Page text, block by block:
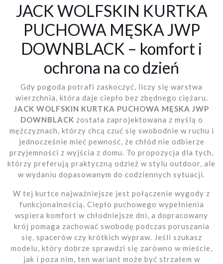
JACK WOLFSKIN KURTKA
PUCHOWA MĘSKA JWP
DOWNBLACK – komfort i
ochrona na co dzień
Gdy pogoda potrafi zaskoczyć, liczy się warstwa
wierzchnia, która daje ciepło bez zbędnego ciężaru.
JACK WOLFSKIN KURTKA PUCHOWA MĘSKA JWP
DOWNBLACK została zaprojektowana z myślą o
mężczyznach, którzy chcą czuć się swobodnie w ruchu i
jednocześnie mieć pewność, że chłód nie odbierze
przyjemności z wyjścia z domu. To propozycja dla tych,
którzy preferują praktyczną odzież w stylu outdoor, ale
w wydaniu dopasowanym do codziennych sytuacji.
W tej kurtce najważniejsze jest połączenie wygody z
funkcjonalnością. Ciepło puchowego wypełnienia
wspiera komfort w chłodniejsze dni, a dopracowany
krój pomaga zachować swobodę podczas poruszania
się, spacerów czy krótkich wypraw. Jeśli szukasz
modelu, który dobrze sprawdzi się zarówno w mieście,
jak i poza nim, ten wariant może być strzałem w